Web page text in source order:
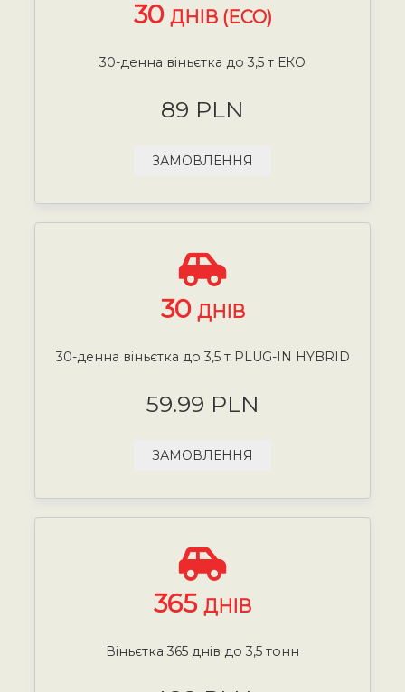
30 ДНІВ (ECO)
30-денна віньєтка до 3,5 т ЕКО
89 PLN
ЗАМОВЛЕННЯ
30 ДНІВ
30-денна віньєтка до 3,5 т PLUG-IN HYBRID
59.99 PLN
ЗАМОВЛЕННЯ
365 ДНІВ
Віньєтка 365 днів до 3,5 тонн